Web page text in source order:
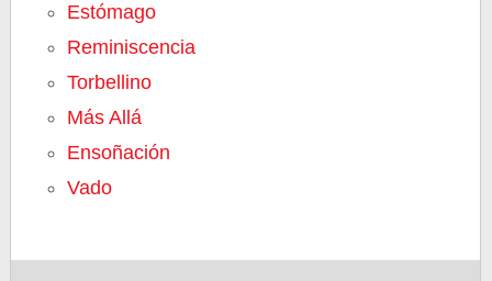
Estómago
Reminiscencia
Torbellino
Más Allá
Ensoñación
Vado